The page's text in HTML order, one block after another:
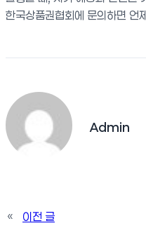
한국상품권협회에 문의하면 언
Admin
«
이전 글